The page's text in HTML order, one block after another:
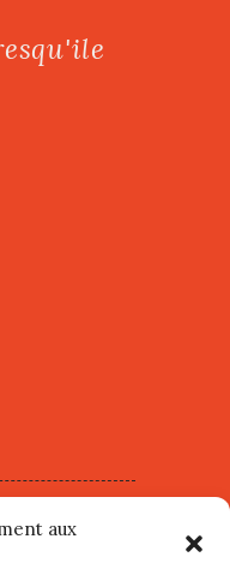
aux
août